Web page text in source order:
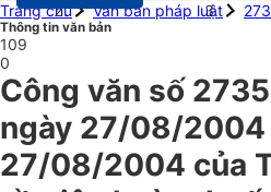
Trang chủ
Văn bản pháp luật
Thông tin văn bản
109
0
Công văn số
ngày 27/08/2004
27/08/2004 của